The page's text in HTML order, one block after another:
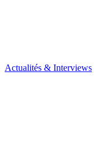
Actualités & Interviews